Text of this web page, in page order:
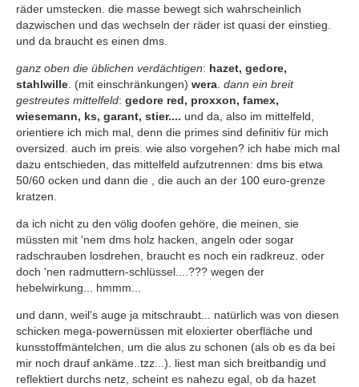
räder umstecken. die masse bewegt sich wahrscheinlich
dazwischen und das wechseln der räder ist quasi der einstieg.
und da braucht es einen dms.
ganz oben die üblichen verdächtigen: hazet, gedore,
stahlwille . (mit einschränkungen) wera dann ein breit
gestreutes mittelfeld: gedore red, proxxon, famex,
wiesemann, ks, garant, stier.... und da, also im mittelfeld,
orientiere ich mich mal, denn die primes sind definitiv für mich
oversized. auch im preis. wie also vorgehen? ich habe mich mal
dazu entschieden, das mittelfeld aufzutrennen: dms bis etwa
50/60 ocken und dann die , die auch an der 100 euro-grenze
kratzen.
da ich nicht zu den völig doofen gehöre, die meinen, sie
müssten mit 'nem dms holz hacken, angeln oder sogar
radschrauben losdrehen, braucht es noch ein radkreuz. oder
doch 'nen radmuttern-schlüssel....??? wegen der
hebelwirkung... hmmm...
und dann, weil's auge ja mitschraubt... natürlich was von diesen
schicken mega-powernüssen mit eloxierter oberfläche und
kunsstoffmäntelchen, um die alus zu schonen (als ob es da bei
mir noch drauf ankäme..tzz...). liest man sich breitbandig und
reflektiert durchs netz, scheint es nahezu egal, ob da hazet